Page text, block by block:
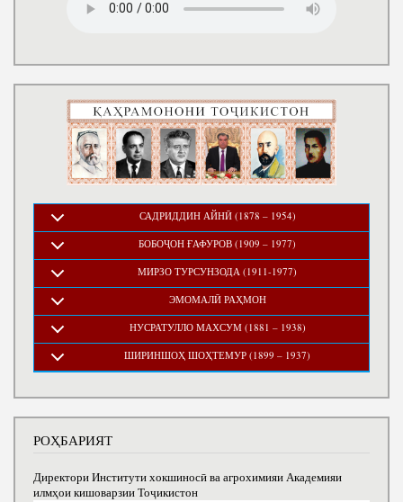
САДРИДДИН АЙНӢ (1878 – 1954)
БОБОҶОН ҒАФУРОВ (1909 – 1977)
МИРЗО ТУРСУНЗОДА (1911-1977)
ЭМОМАЛӢ РАҲМОН
НУСРАТУЛЛО МАХСУМ (1881 – 1938)
ШИРИНШОҲ ШОҲТЕМУР (1899 – 1937)
РОҲБАРИЯТ
Директори Институти хокшиносӣ ва агрохимияи Академияи
илмҳои кишоварзии Тоҷикистон